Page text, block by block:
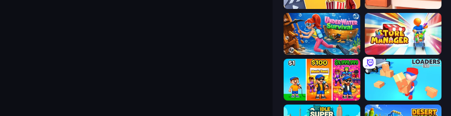
Idle Cinema Tycoon My Phone Store
Underwater Survival Store Manager
Music Band